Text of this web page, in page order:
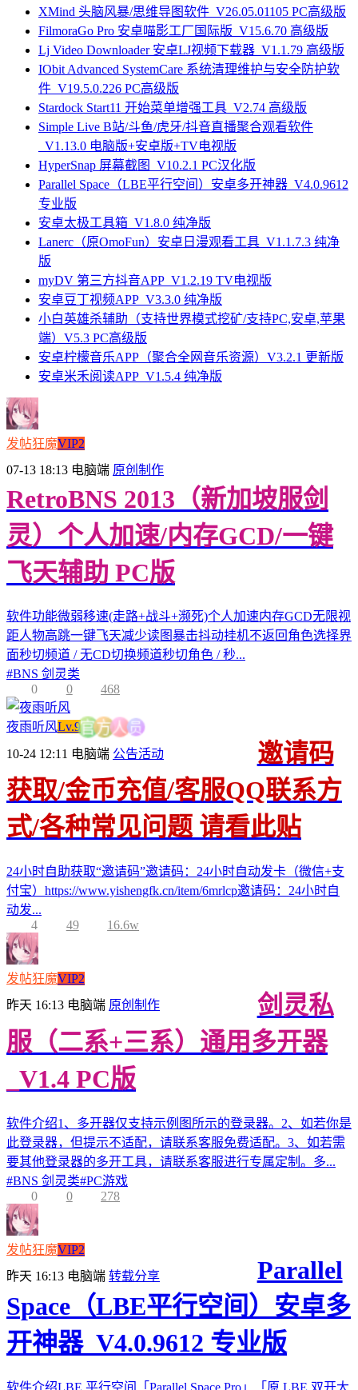
XMind 头脑风暴/思维导图软件_V26.05.01105 PC高级版
FilmoraGo Pro 安卓喵影工厂国际版_V15.6.70 高级版
Lj Video Downloader 安卓LJ视频下载器_V1.1.79 高级版
IObit Advanced SystemCare 系统清理维护与安全防护软
件_V19.5.0.226 PC高级版
Stardock Start11 开始菜单增强工具_V2.74 高级版
Simple Live B站/斗鱼/虎牙/抖音直播聚合观看软件
_V1.13.0 电脑版+安卓版+TV电视版
HyperSnap 屏幕截图_V10.2.1 PC汉化版
Parallel Space（LBE平行空间）安卓多开神器_V4.0.9612
专业版
安卓太极工具箱_V1.8.0 纯净版
Lanerc（原OmoFun）安卓日漫观看工具_V1.1.7.3 纯净
版
myDV 第三方抖音APP_V1.2.19 TV电视版
安卓豆丁视频APP_V3.3.0 纯净版
小白英雄杀辅助（支持世界模式挖矿/支持PC,安卓,苹果
端）V5.3 PC高级版
安卓柠檬音乐APP（聚合全网音乐资源）V3.2.1 更新版
安卓米禾阅读APP_V1.5.4 纯净版
发帖狂魔VIP2
07-13 18:13 电脑端 原创制作
RetroBNS 2013（新加坡服剑
灵）个人加速/内存GCD/一键
飞天辅助 PC版
软件功能微弱移速(走路+战斗+濒死)个人加速内存GCD无限视
距人物高跳一键飞天减少读图暴击抖动挂机不返回角色选择界
面秒切频道 / 无CD切换频道秒切角色 / 秒...
#BNS 剑灵类
0
0 468
夜雨听风Lv.9官 方 人员
10-24 12:11 电脑端 公告活动
邀请码
获取/金币充值/客服QQ联系方
式/各种常见问题 请看此贴
24小时自助获取“邀请码”邀请码：24小时自动发卡（微信+支
付宝）https://www.yishengfk.cn/item/6mrlcp邀请码：24小时自
动发...
4
49 16.6w
发帖狂魔VIP2
昨天 16:13 电脑端 原创制作
剑灵私
服（二系+三系）通用多开器
_V1.4 PC版
软件介绍1、多开器仅支持示例图所示的登录器。2、如若你是
此登录器，但提示不适配，请联系客服免费适配。3、如若需
要其他登录器的多开工具，请联系客服进行专属定制。多...
#BNS 剑灵类#PC游戏
0
0 278
发帖狂魔VIP2
昨天 16:13 电脑端 转载分享
Parallel
Space（LBE平行空间）安卓多
开神器_V4.0.9612 专业版
软件介绍LBE 平行空间「Parallel Space Pro」「原 LBE 双开大